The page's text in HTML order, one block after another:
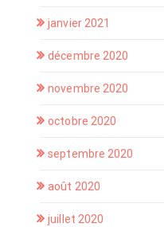
janvier 2021
décembre 2020
novembre 2020
octobre 2020
septembre 2020
août 2020
juillet 2020